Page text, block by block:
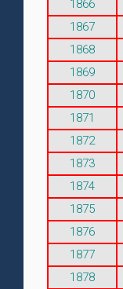
1866
1867
1868
1869
1870
1871
1872
1873
1874
1875
1876
1877
1878